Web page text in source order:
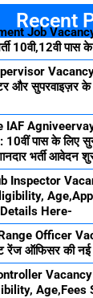
Recent
Job
10वी,12वी पास
Vacancy
और सुपरवाइज़र के
IAF
पास के लिए
भर्ती आवेदन
Inspector
Here-
Officer
रेंज ऑफिसर की
Age,Fees